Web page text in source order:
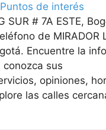
Puntos de interés
SUR # 7A ESTE,
de MIRADOR
Encuentre la
sus
opiniones,
las calles